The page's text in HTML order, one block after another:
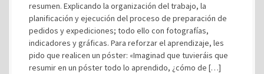
resumen. Explicando la organización del trabajo, la
planificación y ejecución del proceso de preparación de
pedidos y expediciones; todo ello con fotografías,
indicadores y gráficas. Para reforzar el aprendizaje, les
pido que realicen un póster: «Imaginad que tuvieráis que
resumir en un póster todo lo aprendido, ¿cómo de […]